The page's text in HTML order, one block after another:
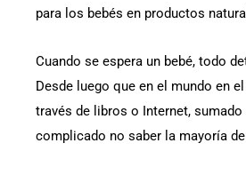
para los bebés en productos
Cuando se espera un bebé, todo
Desde luego que en el mundo en
través de libros o Internet,
complicado no saber la mayoría